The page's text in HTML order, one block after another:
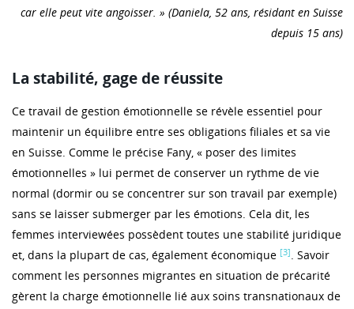
car elle peut vite angoisser. » (Daniela, 52 ans, résidant en Suisse
depuis 15 ans)
La stabilité, gage de réussite
Ce travail de gestion émotionnelle se révèle essentiel pour
maintenir un équilibre entre ses obligations filiales et sa vie
en Suisse. Comme le précise Fany, « poser des limites
émotionnelles » lui permet de conserver un rythme de vie
normal (dormir ou se concentrer sur son travail par exemple)
sans se laisser submerger par les émotions. Cela dit, les
femmes interviewées possèdent toutes une stabilité juridique
et, dans la plupart de cas, également économique [3]. Savoir
comment les personnes migrantes en situation de précarité
gèrent la charge émotionnelle lié aux soins transnationaux de